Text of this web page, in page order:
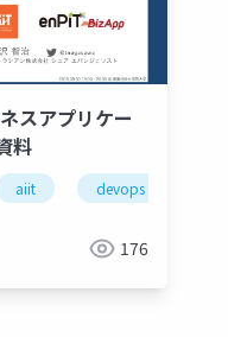
スアプリケー
料
aiit devops
176